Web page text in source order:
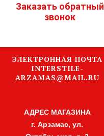
Заказать обратный
звонок
ЭЛЕКТРОННАЯ ПОЧТА
INTERSTILE-
ARZAMAS@MAIL.RU
АДРЕС МАГАЗИНА
г. Арзамас, ул.